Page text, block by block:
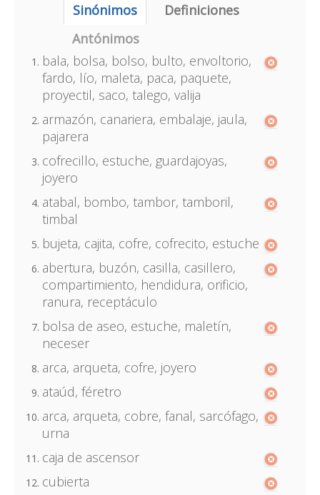
Sinónimos
Definiciones
Antónimos
bala, bolsa, bolso, bulto, envoltorio,
fardo, lío, maleta, paca, paquete,
proyectil, saco, talego, valija
armazón, canariera, embalaje, jaula,
pajarera
cofrecillo, estuche, guardajoyas,
joyero
atabal, bombo, tambor, tamboril,
timbal
bujeta, cajita, cofre, cofrecito, estuche
abertura, buzón, casilla, casillero,
compartimiento, hendidura, orificio,
ranura, receptáculo
bolsa de aseo, estuche, maletín,
neceser
arca, arqueta, cofre, joyero
ataúd, féretro
arca, arqueta, cobre, fanal, sarcófago,
urna
caja de ascensor
cubierta